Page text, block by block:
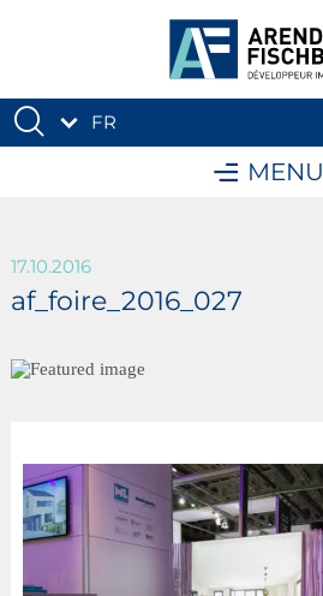
FR
MENU
17.10.2016
af_foire_2016_027